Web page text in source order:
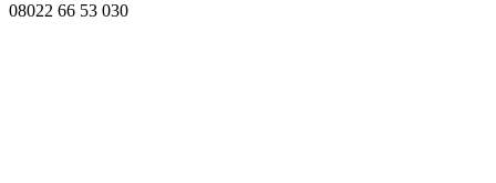
08022 66 53 030